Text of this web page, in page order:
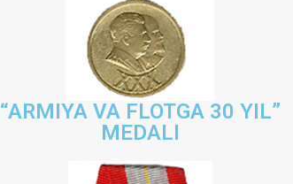
“ARMIYA VA FLOTGA 30 YIL”
MEDALI